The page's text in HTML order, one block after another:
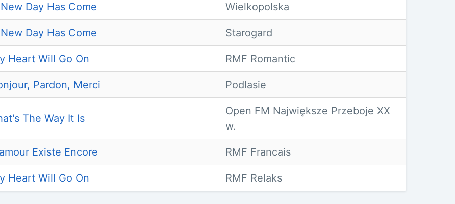
Day Has Come Wielkopolska
Day Has Come Starogard
Heart Will Go On RMF Romantic
Pardon, Merci Podlasie
The Way It Is
Open FM Największe Przeboje XX
w.
Existe Encore RMF Francais
Heart Will Go On RMF Relaks